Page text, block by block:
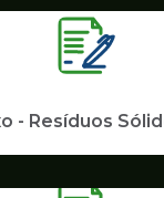
- Resíduos